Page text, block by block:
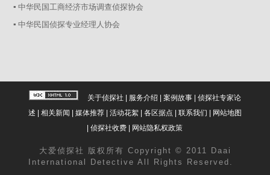
▪ 中华民国工商经济市场调查侦探协会
▪ 中华民国侦探专业经理人协会
关于侦探社 服务介绍 案例故事| 侦探社专家论
述
相关新闻 媒体推荐| 活动花絮| 各区据点 联系我们
网站地图
|侦探社收费 网站隐私权政策
大爱 侦探社
版权所有 Copyright © 2011 Daai
International Detective All Rights Reserved.